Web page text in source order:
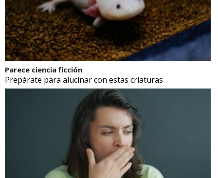
Parece ciencia ficción
Prepárate para alucinar con estas criaturas